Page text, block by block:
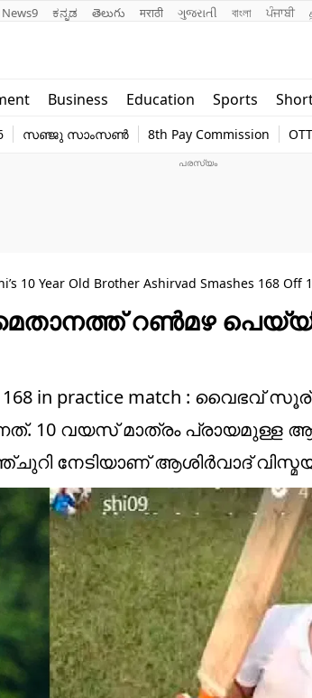
News9 ಕನ್ನಡ తెలుగు मराठी ગુજરાતી বাংলা ਪੰਜਾਬੀ
Business Education Sports
world
സഞ്ജു സാംസൺ 8th Pay Commission OTT
10 Year Old Brother Ashirvad Smashes 168 Off
റണ്‍മഴ
168 in practice match :
10 വയസ് മാത്രം പ്രായമുള്ള
നേടിയാണ് ആശിര്‍വാദ്